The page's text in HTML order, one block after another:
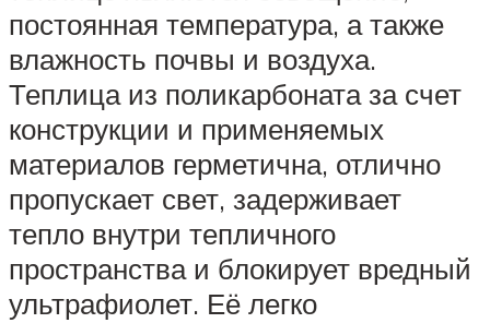
постоянная температура, а также
влажность почвы и воздуха.
Теплица из поликарбоната за счет
конструкции и применяемых
материалов герметична, отлично
пропускает свет, задерживает
тепло внутри тепличного
пространства и блокирует вредный
ультрафиолет. Её легко